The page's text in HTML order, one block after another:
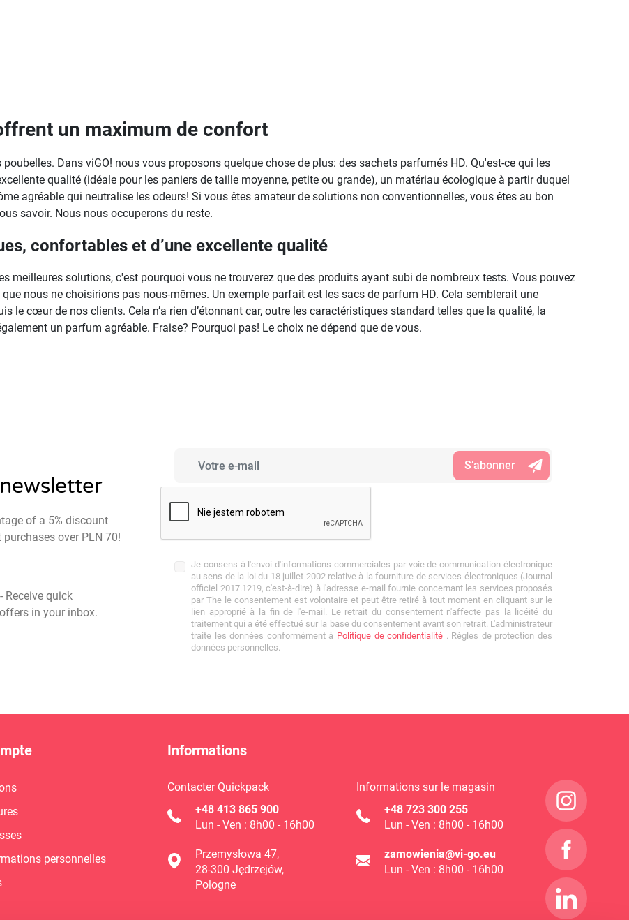
un maximum de confort
Dans viGO! nous vous proposons quelque chose de plus: des sachets parfumés HD. Qu'est-ce qui les
qualité (idéale pour les paniers de taille moyenne, petite ou grande), un matériau écologique à partir duquel
agréable qui neutralise les odeurs! Si vous êtes amateur de solutions non conventionnelles, vous êtes au bon
savoir. Nous nous occuperons du reste.
confortables et d’une excellente qualité
meilleures solutions, c'est pourquoi vous ne trouverez que des produits ayant subi de nombreux tests. Vous pouvez
nous ne choisirions pas nous-mêmes. Un exemple parfait est les sacs de parfum HD. Cela semblerait une
le cœur de nos clients. Cela n’a rien d’étonnant car, outre les caractéristiques standard telles que la qualité, la
un parfum agréable. Fraise? Pourquoi pas! Le choix ne dépend que de vous.
of a 5% discount
over PLN 70!
Receive quick
in your inbox.
Je consens à l'envoi d'informations commerciales par voie de communication électronique
au sens de la loi du 18 juillet 2002 relative à la fourniture de services électroniques (Journal
officiel 2017.1219, c'est-à-dire) à l'adresse e-mail fournie concernant les services proposés
par The le consentement est volontaire et peut être retiré à tout moment en cliquant sur le
lien approprié à la fin de l'e-mail. Le retrait du consentement n'affecte pas la licéité du
traitement qui a été effectué sur la base du consentement avant son retrait. L'administrateur
traite les données conformément à Politique de confidentialité . Règles de protection des
données personnelles.
personnelles
Informations
Contacter Quickpack
+48 413 865 900
Lun - Ven : 8h00 - 16h00
Przemysłowa 47,
28-300 Jędrzejów,
Pologne
Informations sur le magasin
+48 723 300 255
Lun - Ven : 8h00 - 16h00
zamowienia@vi-go.eu
Lun - Ven : 8h00 - 16h00